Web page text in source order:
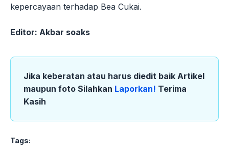
kepercayaan terhadap Bea Cukai.
Editor: Akbar soaks
Jika keberatan atau harus diedit baik Artikel
maupun foto Silahkan Laporkan! Terima
Kasih
Tags: